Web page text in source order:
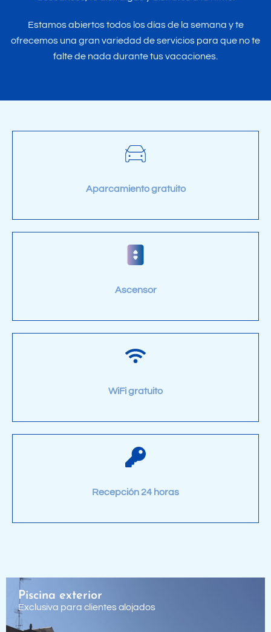
Estamos abiertos todos los días de la semana y te
ofrecemos una gran variedad de servicios para que no te
falte de nada durante tus vacaciones.
Aparcamiento gratuito
Ascensor
WiFi gratuito
Recepción 24 horas
Piscina exterior
Exclusiva para clientes alojados